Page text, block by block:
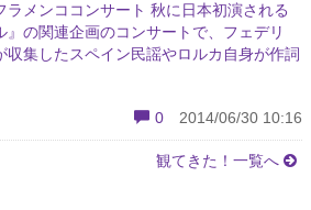
ラメンココンサート 秋に日本初演される
』の関連企画のコンサートで、フェデリ
収集したスペイン民謡やロルカ自身が作詞
0 2014/06/30 10:16
観てきた！一覧へ